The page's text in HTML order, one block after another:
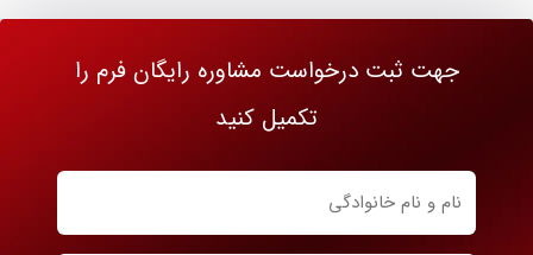
جهت ثبت درخواست مشاوره رایگان فرم را
تکمیل کنید
نام
نام